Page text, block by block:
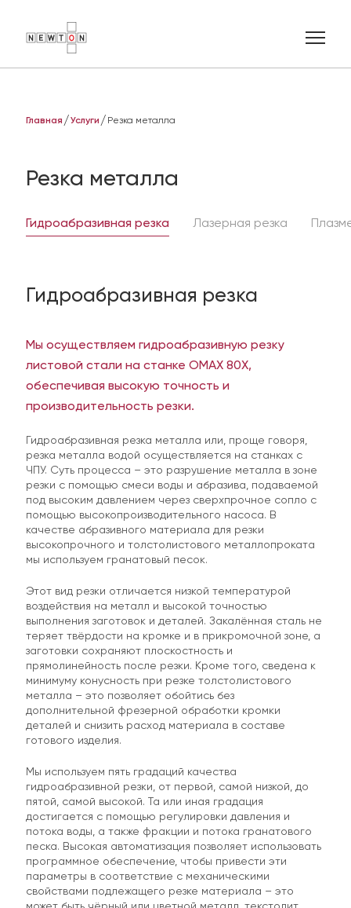
Главная Услуги Резка металла
Резка металла
Гидроабразивная резка Лазерная резка
Гидроабразивная резка
Мы осуществляем гидроабразивную резку
листовой стали на станке OMAX 80Х,
обеспечивая высокую точность и
производительность резки.
Гидроабразивная резка металла или, проще говоря,
резка металла водой осуществляется на станках с
ЧПУ. Суть процесса – это разрушение металла в зоне
резки с помощью смеси воды и абразива, подаваемой
под высоким давлением через сверхпрочное сопло с
помощью высокопроизводительного насоса. В
качестве абразивного материала для резки
высокопрочного и толстолистового металлопроката
мы используем гранатовый песок.
Этот вид резки отличается низкой температурой
воздействия на металл и высокой точностью
выполнения заготовок и деталей. Закалённая сталь не
теряет твёрдости на кромке и в прикромочной зоне, а
заготовки сохраняют плоскостность и
прямолинейность после резки. Кроме того, сведена к
минимуму конусность при резке толстолистового
металла – это позволяет обойтись без
дополнительной фрезерной обработки кромки
деталей и снизить расход материала в составе
готового изделия.
Мы используем пять градаций качества
гидроабразивной резки, от первой, самой низкой, до
пятой, самой высокой. Та или иная градация
достигается с помощью регулировки давления и
потока воды, а также фракции и потока гранатового
песка. Высокая автоматизация позволяет использовать
программное обеспечение, чтобы привести эти
параметры в соответствие с механическими
свойствами подлежащего резке материала – это
E-mail
Телефон
внести туда информацию и после заполнения
отправить нам — это ускорит процесс
обработки заявки
Формы для скачивания:
Режущая кромка ковша или отвала
Молоток дробилки
Сито грохота
Угловая защита ковша
Другое
+ прикрепить файл